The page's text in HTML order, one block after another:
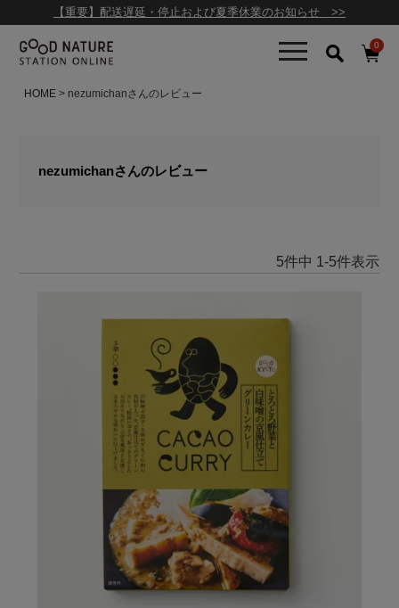
【重要】配送遅延・停止および夏季休業のお知らせ >>
0
HOME nezumichanさんのレビュー
nezumichanさんのレビュー
5件中 1 -5件表示